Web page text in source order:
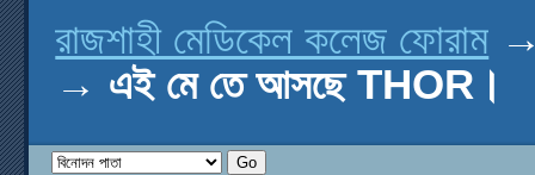
রাজশাহী মেডিকেল কলেজ ফোরাম
→ এই মে তে আসছে THOR।